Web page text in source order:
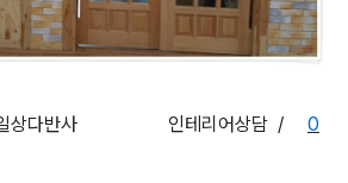
어/일상다반사 인테리어상담 / 0